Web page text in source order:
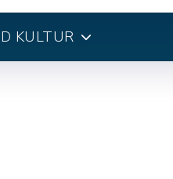
KULTUR